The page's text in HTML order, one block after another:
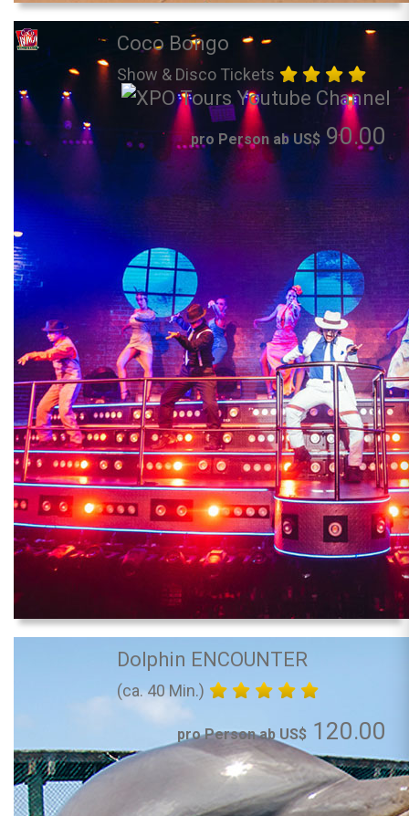
Coco Bongo
Show & Disco Tickets
pro Person ab US$ 90.00
Dolphin ENCOUNTER
(ca. 40 Min.)
pro Person ab US$ 120.00